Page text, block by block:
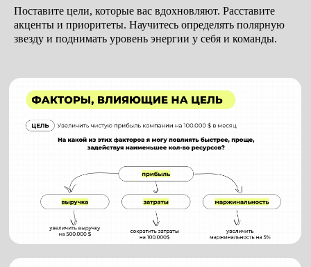
Поставите цели, которые вас вдохновляют. Расставите
акценты и приоритеты. Научитесь определять полярную
звезду и поднимать уровень энергии у себя и команды.
МОДУЛЬ #3АУДИТ КОМАНДЫ И
ОРГСТРУКТУРА